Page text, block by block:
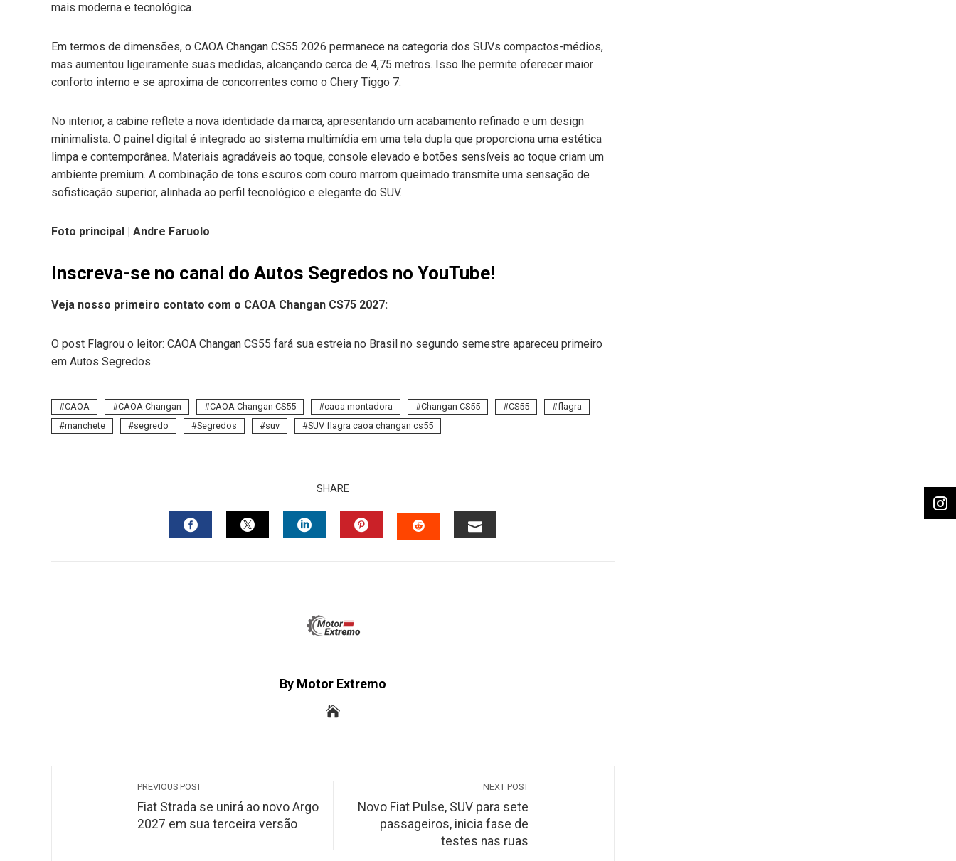
mais moderna e tecnológica.
Em termos de dimensões, o CAOA Changan CS55 2026 permanece na categoria dos SUVs compactos-médios,
mas aumentou ligeiramente suas medidas, alcançando cerca de 4,75 metros. Isso lhe permite oferecer maior
conforto interno e se aproxima de concorrentes como o Chery Tiggo 7.
No interior, a cabine reflete a nova identidade da marca, apresentando um acabamento refinado e um design
minimalista. O painel digital é integrado ao sistema multimídia em uma tela dupla que proporciona uma estética
limpa e contemporânea. Materiais agradáveis ao toque, console elevado e botões sensíveis ao toque criam um
ambiente premium. A combinação de tons escuros com couro marrom queimado transmite uma sensação de
sofisticação superior, alinhada ao perfil tecnológico e elegante do SUV.
Foto principal | Andre Faruolo
Inscreva-se no canal do Autos Segredos no YouTube!
Veja nosso primeiro contato com o CAOA Changan CS75 2027:
O post Flagrou o leitor: CAOA Changan CS55 fará sua estreia no Brasil no segundo semestre apareceu primeiro
em Autos Segredos.
CAOA CAOA Changan CAOA Changan CS55 caoa montadora Changan CS55 CS55
flagra
manchete
segredo Segredos suv SUV flagra caoa changan cs55
SHARE
By Motor Extremo
PREVIOUS POST
Fiat Strada se unirá ao novo Argo
2027 em sua terceira versão
NEXT POST
Novo Fiat Pulse, SUV para sete
passageiros, inicia fase de
testes nas ruas